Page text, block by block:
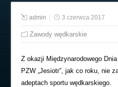
admin 3 czerwca 2017
Zawody wędkarskie
Z okazji Międzynarodowego
PZW „Jesiotr”, jak co roku, nie
adeptach sportu wędkarskiego.